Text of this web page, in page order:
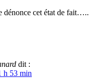
dénonce cet état de fait…..
dit :
h 53 min